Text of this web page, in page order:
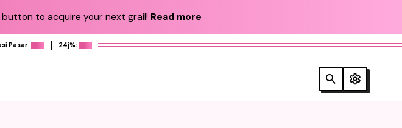
button to acquire your next grail! Read more
Pasar: 24j%: